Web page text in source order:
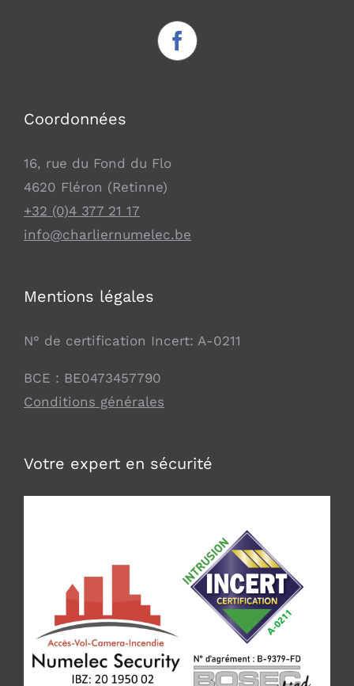
Coordonnées
16, rue du Fond du Flo
4620 Fléron (Retinne)
+32 (0)4 377 21 17
info@charliernumelec.be
Mentions légales
N° de certification Incert: A-0211
BCE : BE0473457790
Conditions générales
Votre expert en sécurité